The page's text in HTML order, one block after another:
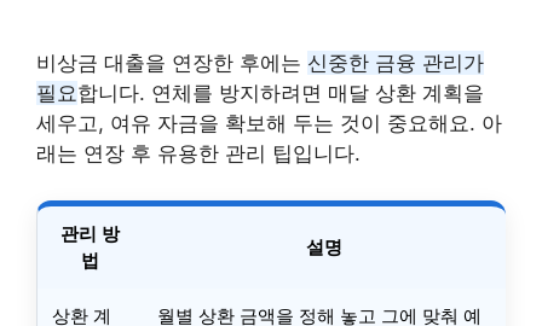
비상금 대출을 연장한 후에는 신중한 금융 관리가
필요합니다. 연체를 방지하려면 매달 상환 계획을
세우고, 여유 자금을 확보해 두는 것이 중요해요. 아
래는 연장 후 유용한 관리 팁입니다.
관리 방
법
설명
상환 계
월별 상환 금액을 정해 놓고 그에 맞춰 예